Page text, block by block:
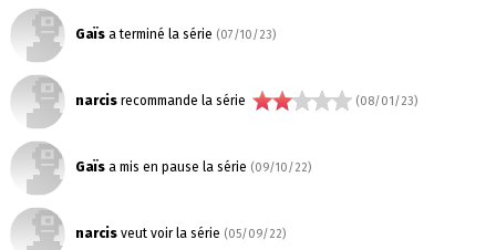
Gaïsa terminé la série (07/10/23)
narcisrecommande la série (08/01/23)
Gaïsa mis en pause la série (09/10/22)
narcisveut voir la série (05/09/22)